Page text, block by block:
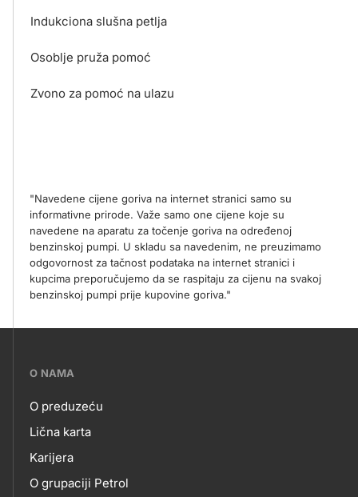
Indukciona slušna petlja
Osoblje pruža pomoć
Zvono za pomoć na ulazu
"Navedene cijene goriva na internet stranici samo su
informativne prirode. Važe samo one cijene koje su
navedene na aparatu za točenje goriva na određenoj
benzinskoj pumpi. U skladu sa navedenim, ne preuzimamo
odgovornost za tačnost podataka na internet stranici i
kupcima preporučujemo da se raspitaju za cijenu na svakoj
benzinskoj pumpi prije kupovine goriva."
???
skupno.footer-
title???
O NAMA
O
NAMA
O preduzeću
Lična karta
Karijera
O grupaciji Petrol